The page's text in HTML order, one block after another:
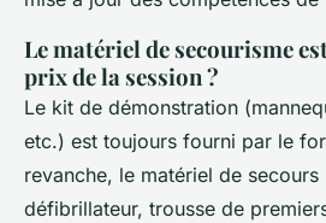
Le matériel de secourisme
prix de la session ?
Le kit de démonstration
etc.) est toujours fourni par le
revanche, le matériel de secours
défibrillateur, trousse de